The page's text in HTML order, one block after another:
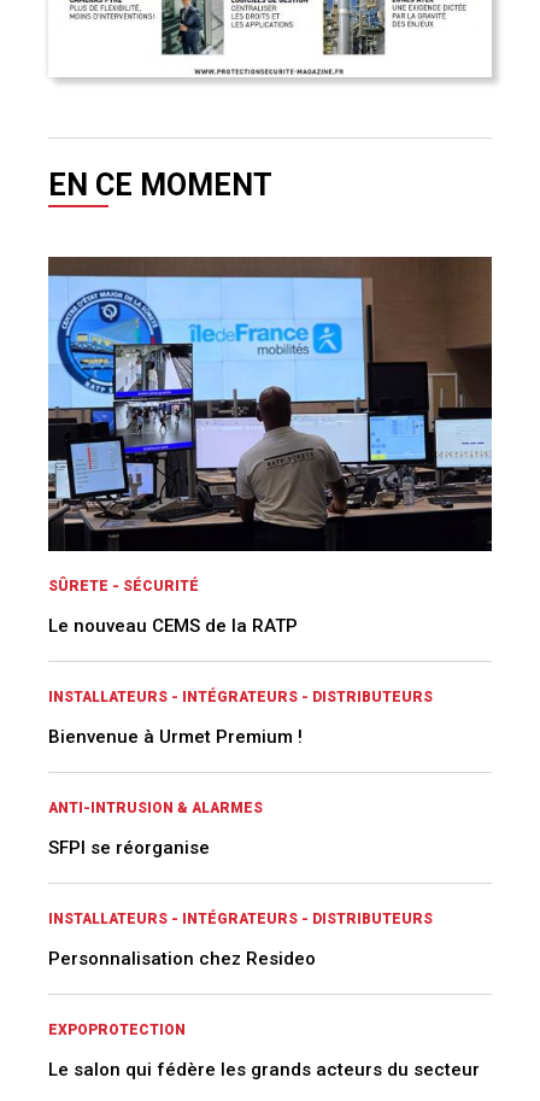
EN CE MOMENT
SÛRETE - SÉCURITÉ
Le nouveau CEMS de la RATP
INSTALLATEURS - INTÉGRATEURS - DISTRIBUTEURS
Bienvenue à Urmet Premium !
ANTI-INTRUSION & ALARMES
SFPI se réorganise
INSTALLATEURS - INTÉGRATEURS - DISTRIBUTEURS
Personnalisation chez Resideo
EXPOPROTECTION
Le salon qui fédère les grands acteurs du secteur